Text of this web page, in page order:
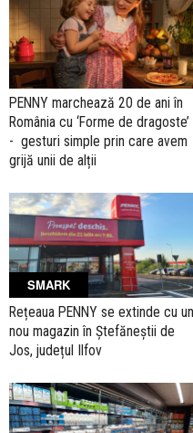
PENNY marchează 20 de ani în
România cu ‘Forme de dragoste’
- gesturi simple prin care avem
grijă unii de alții
SMARK
Rețeaua PENNY se extinde cu un
nou magazin în Ștefăneștii de
Jos, județul Ilfov